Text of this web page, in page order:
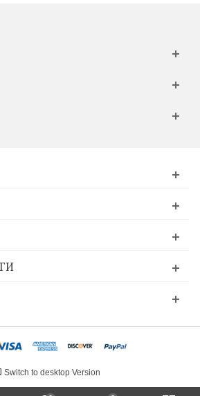
Switch to desktop Version